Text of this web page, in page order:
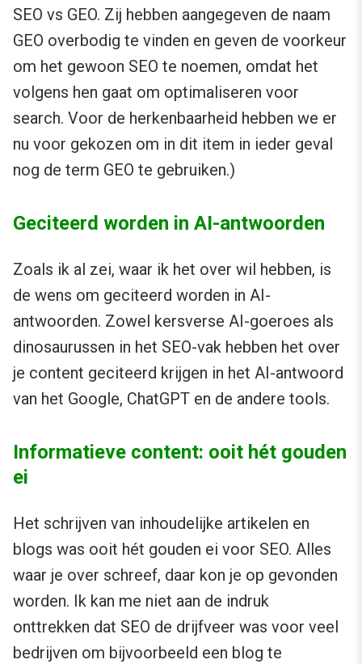
SEO vs GEO. Zij hebben aangegeven de naam
GEO overbodig te vinden en geven de voorkeur
om het gewoon SEO te noemen, omdat het
volgens hen gaat om optimaliseren voor
search. Voor de herkenbaarheid hebben we er
nu voor gekozen om in dit item in ieder geval
nog de term GEO te gebruiken.)
Geciteerd worden in AI-antwoorden
Zoals ik al zei, waar ik het over wil hebben, is
de wens om geciteerd worden in AI-
antwoorden. Zowel kersverse AI-goeroes als
dinosaurussen in het SEO-vak hebben het over
je content geciteerd krijgen in het AI-antwoord
van het Google, ChatGPT en de andere tools.
Informatieve content: ooit hét gouden
ei
Het schrijven van inhoudelijke artikelen en
blogs was ooit hét gouden ei voor SEO. Alles
waar je over schreef, daar kon je op gevonden
worden. Ik kan me niet aan de indruk
onttrekken dat SEO de drijfveer was voor veel
bedrijven om bijvoorbeeld een blog te